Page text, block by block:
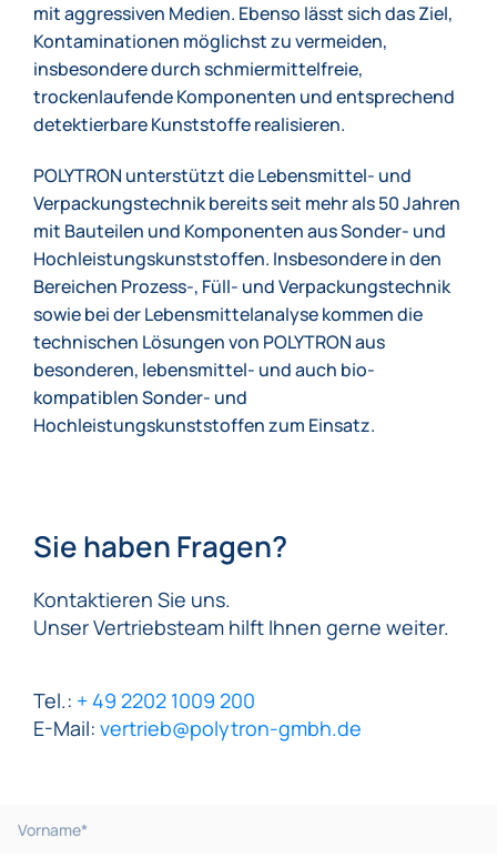
mit aggressiven Medien. Ebenso lässt sich das Ziel,
Kontaminationen möglichst zu vermeiden,
insbesondere durch schmiermittelfreie,
trockenlaufende Komponenten und entsprechend
detektierbare Kunststoffe realisieren.
POLYTRON unterstützt die Lebensmittel- und
Verpackungstechnik bereits seit mehr als 50 Jahren
mit Bauteilen und Komponenten aus Sonder- und
Hochleistungskunststoffen. Insbesondere in den
Bereichen Prozess-, Füll- und Verpackungstechnik
sowie bei der Lebensmittelanalyse kommen die
technischen Lösungen von POLYTRON aus
besonderen, lebensmittel- und auch bio-
kompatiblen Sonder- und
Hochleistungskunststoffen zum Einsatz.
Sie haben Fragen?
Kontaktieren Sie uns.
Unser Vertriebsteam hilft Ihnen gerne weiter.
Tel.: + 49 2202 1009 200
E-Mail: vertrieb@polytron-gmbh.de